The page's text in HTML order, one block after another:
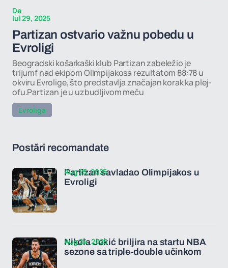
De
Iul 29, 2025
Partizan ostvario važnu pobedu u
Evroligi
Beogradski košarkaški klub Partizan zabeležio je
trijumf nad ekipom Olimpijakosa rezultatom 88:78 u
okviru Evrolige, što predstavlja značajan korak ka plej-
ofu.Partizan je u uzbudljivom meču
Evroliga
Postări recomandate
Partizan savladao Olimpijakos u
Evroligi
Aug 25, 2025
Nikola Jokić briljira na startu NBA
sezone sa triple-double učinkom
Aug 24, 2025